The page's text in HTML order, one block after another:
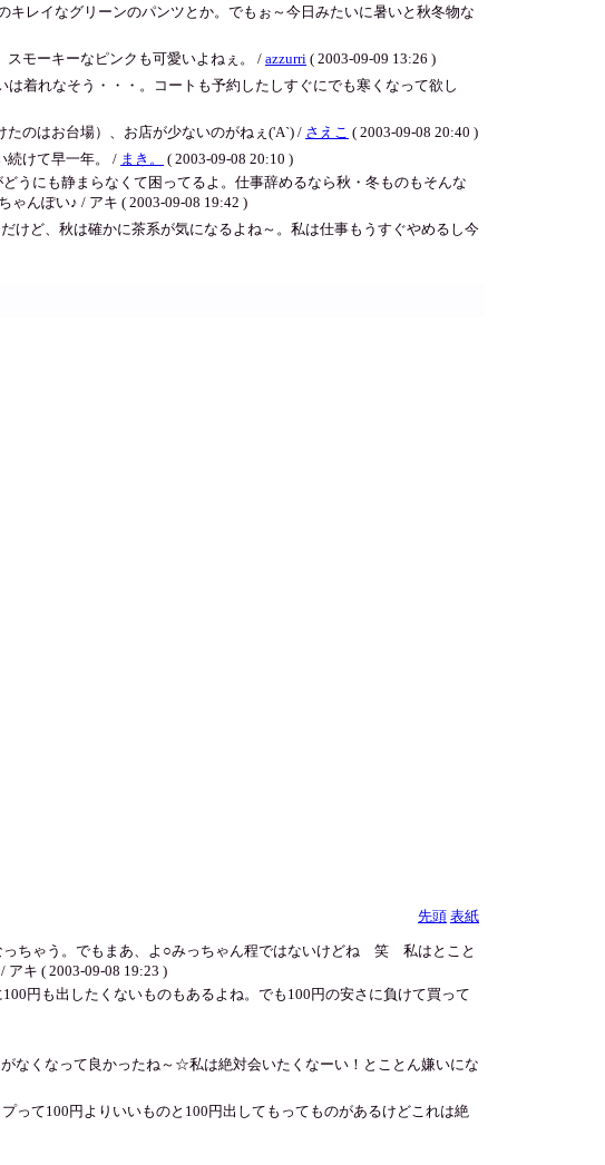
レイなグリーンのパンツとか。でもぉ～今日みたいに暑いと秋冬物な
モーキーなピンクも可愛いよねぇ。 / azzurri ( 2003-09-09 13:26 )
着れなそう・・・。コートも予約したしすぐにでも寒くなって欲し
のはお台場）、お店が少ないのがねぇ('A`) / さえこ ( 2003-09-08 20:40 )
続けて早一年。 / まき。
( 2003-09-08 20:10 )
うにも静まらなくて困ってるよ。仕事辞めるなら秋・冬ものもそんな
んぽい♪ / アキ ( 2003-09-08 19:42 )
けど、秋は確かに茶系が気になるよね～。私は仕事もうすぐやめるし今
先頭 表紙
ちゃう。でもまあ、よ○みっちゃん程ではないけどね 笑 私はとこと
キ ( 2003-09-08 19:23 )
円も出したくないものもあるよね。でも100円の安さに負けて買って
なくなって良かったね～☆私は絶対会いたくなーい！とことん嫌いにな
って100円よりいいものと100円出してもってものがあるけどこれは絶